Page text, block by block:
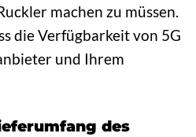
machen zu müssen.
die Verfügbarkeit von 5G
und Ihrem
des